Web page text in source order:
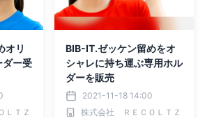
オリ
ダー受
ＬＴＺ
BIB-IT.ゼッケン留めをオ
シャレに持ち運ぶ専用ホル
ダーを販売
2021-11-18 14:00
株式会社 ＲＥＣＯＬＴＺ